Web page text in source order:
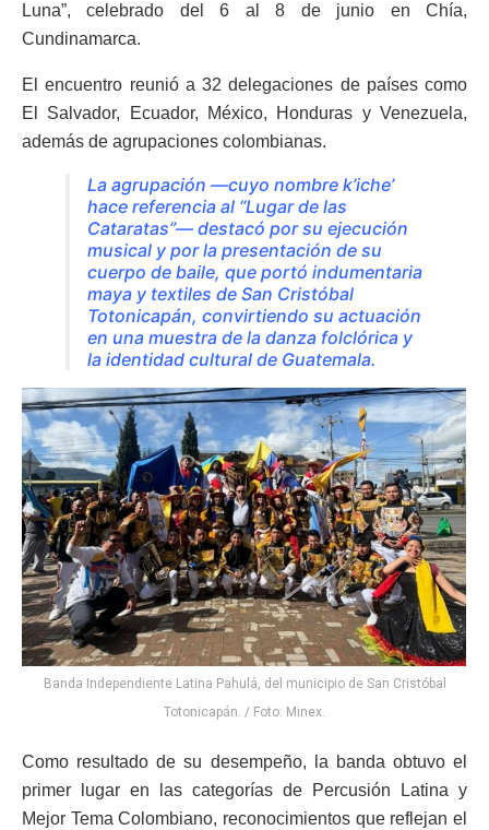
Luna”, celebrado del 6 al 8 de junio en Chía,
Cundinamarca.
El encuentro reunió a 32 delegaciones de países como
El Salvador, Ecuador, México, Honduras y Venezuela,
además de agrupaciones colombianas.
La agrupación —cuyo nombre k’iche’
hace referencia al “Lugar de las
Cataratas”— destacó por su ejecución
musical y por la presentación de su
cuerpo de baile, que portó indumentaria
maya y textiles de San Cristóbal
Totonicapán, convirtiendo su actuación
en una muestra de la danza folclórica y
la identidad cultural de Guatemala.
Banda Independiente Latina Pahulá, del municipio de San Cristóbal
Totonicapán. / Foto: Minex.
Como resultado de su desempeño, la banda obtuvo el
primer lugar en las categorías de Percusión Latina y
Mejor Tema Colombiano, reconocimientos que reflejan el